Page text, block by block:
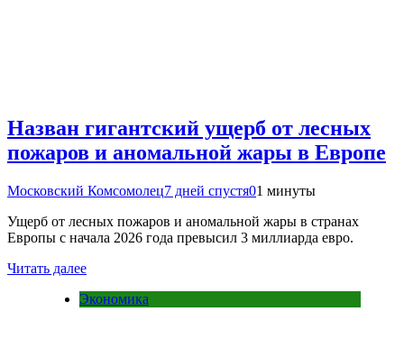
Назван гигантский ущерб от лесных
пожаров и аномальной жары в Европе
Московский Комсомолец7 дней спустя01 минуты
Ущерб от лесных пожаров и аномальной жары в странах
Европы с начала 2026 года превысил 3 миллиарда евро.
Читать далее
Экономика